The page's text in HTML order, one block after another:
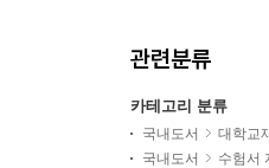
관련분류
카테고리 분류
국내도서 대학교
국내도서
수험서